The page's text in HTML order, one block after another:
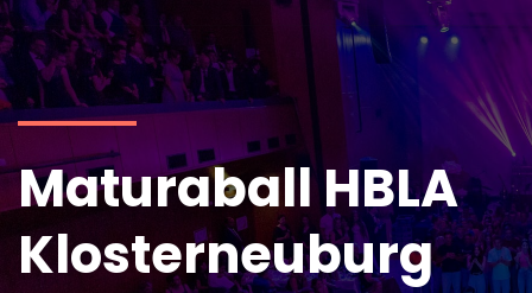
Maturaball HBLA
Klosterneuburg